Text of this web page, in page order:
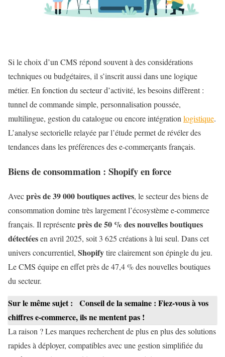
Si le choix d’un CMS répond souvent à des considérations
techniques ou budgétaires, il s’inscrit aussi dans une logique
métier. En fonction du secteur d’activité, les besoins diffèrent :
tunnel de commande simple, personnalisation poussée,
multilingue, gestion du catalogue ou encore intégrationlogistique.
L’analyse sectorielle relayée par l’étude permet de révéler des
tendances dans les préférences des e-commerçants français.
Biens de consommation : Shopify en force
Avecprès de 39 000 boutiques actives, le secteur des biens de
consommation domine très largement l’écosystème e-commerce
français. Il représenteprès de 50 % des nouvelles boutiques
détectéesen avril 2025, soit 3 625 créations à lui seul. Dans cet
univers concurrentiel, Shopifytire clairement son épingle du jeu.
Le CMS équipe en effet près de 47,4 % des nouvelles boutiques
du secteur.
Sur le même sujet :
Conseil de la semaine : Fiez-vous à vos
chiffres e-commerce, ils ne mentent pas !
La raison ? Les marques recherchent de plus en plus des solutions
rapides à déployer, compatibles avec une gestion simplifiée du